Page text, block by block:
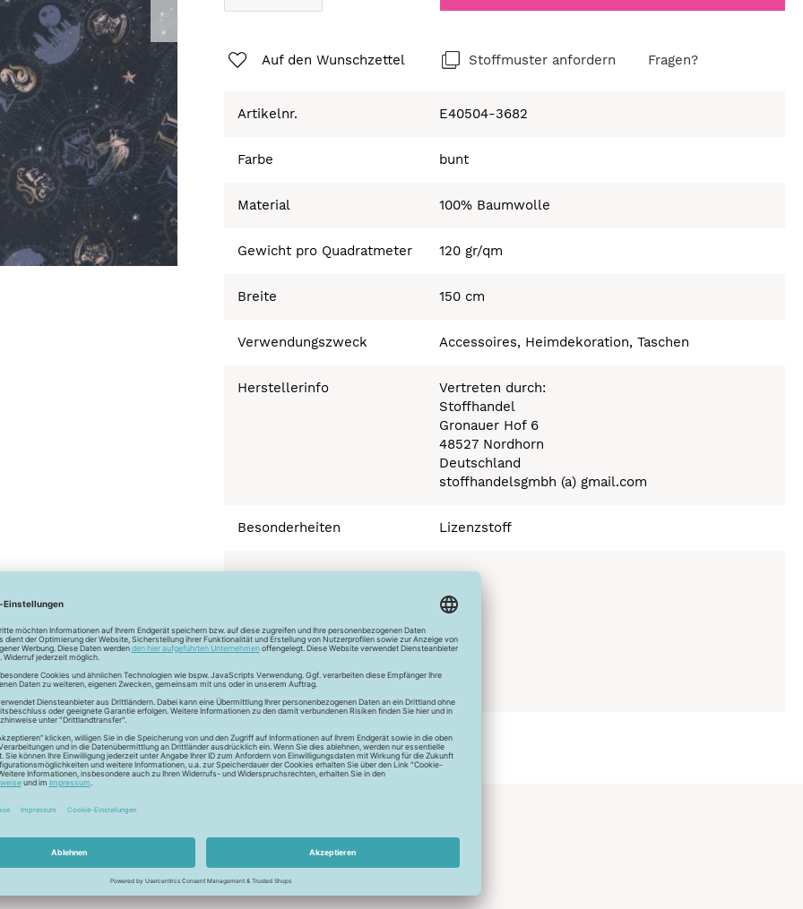
Auf den Wunschzettel Stoffmuster anfordern Fragen?
Artikelnr. E40504-3682
Farbe bunt
Material 100% Baumwolle
Gewicht pro Quadratmeter 120 gr/qm
Breite 150 cm
Verwendungszweck Accessoires, Heimdekoration, Taschen
Herstellerinfo
Vertreten durch:
Stoffhandel
Gronauer Hof 6
48527 Nordhorn
Deutschland
stoffhandelsgmbh (a) gmail.com
Besonderheiten Lizenzstoff
Normalwäsche 40°C
Trocknen normal
Newsletter